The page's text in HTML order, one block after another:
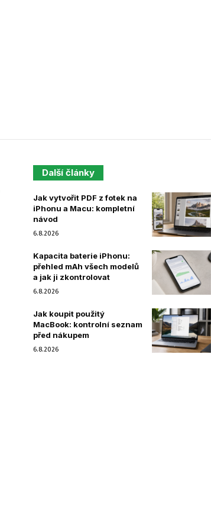
Další články
Jak vytvořit PDF z fotek na
iPhonu a Macu: kompletní
návod
6.8.2026
Kapacita baterie iPhonu:
přehled mAh všech modelů
a jak ji zkontrolovat
6.8.2026
Jak koupit použitý
MacBook: kontrolní seznam
před nákupem
6.8.2026